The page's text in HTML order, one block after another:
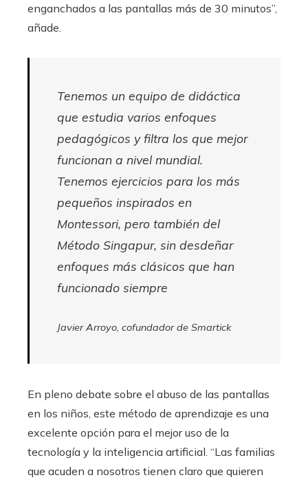
enganchados a las pantallas más de 30 minutos”,
añade.
Tenemos un equipo de didáctica
que estudia varios enfoques
pedagógicos y filtra los que mejor
funcionan a nivel mundial.
Tenemos ejercicios para los más
pequeños inspirados en
Montessori, pero también del
Método Singapur, sin desdeñar
enfoques más clásicos que han
funcionado siempre
Javier Arroyo, cofundador de Smartick
En pleno debate sobre el abuso de las pantallas
en los niños, este método de aprendizaje es una
excelente opción para el mejor uso de la
tecnología y la inteligencia artificial. “Las familias
que acuden a nosotros tienen claro que quieren